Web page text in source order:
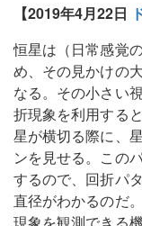
【2019年4月22日
恒星は（日常感覚
め、その見かけの
なる。その小さい
折現象を利用する
星が横切る際に、
ンを見せる。この
するので、回折パ
直径がわかるのだ
現象を観測できる